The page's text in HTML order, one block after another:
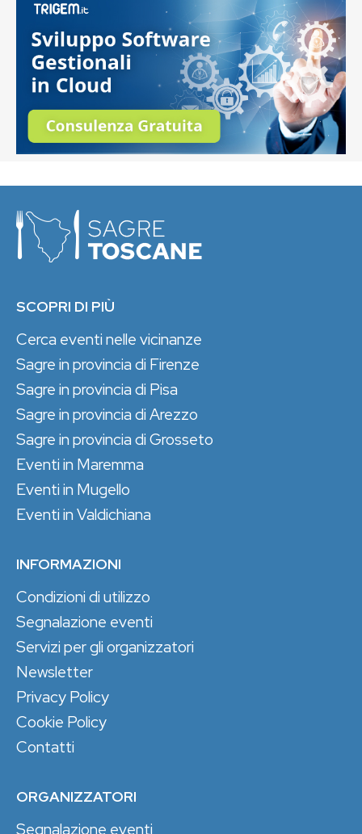
SCOPRI DI PIÙ
Cerca eventi nelle vicinanze
Sagre in provincia di Firenze
Sagre in provincia di Pisa
Sagre in provincia di Arezzo
Sagre in provincia di Grosseto
Eventi in Maremma
Eventi in Mugello
Eventi in Valdichiana
INFORMAZIONI
Condizioni di utilizzo
Segnalazione eventi
Servizi per gli organizzatori
Newsletter
Privacy Policy
Cookie Policy
Contatti
ORGANIZZATORI
Segnalazione eventi